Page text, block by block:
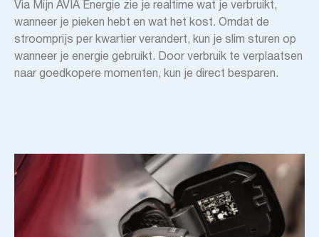
Via Mijn AVIA Energie zie je realtime wat je verbruikt,
wanneer je pieken hebt en wat het kost. Omdat de
stroomprijs per kwartier verandert, kun je slim sturen op
wanneer je energie gebruikt. Door verbruik te verplaatsen
naar goedkopere momenten, kun je direct besparen.